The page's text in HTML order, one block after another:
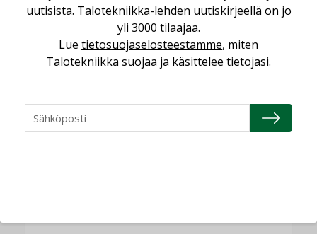
NIMITYKSET
Refair
NIMITYKSET
NIMITYKSET
Schneider Electric
uutisista. Talotekniikka-lehden uutiskirjeellä on jo
yli 3000 tilaajaa.
Lue tietosuojaselosteestamme, miten
Talotekniikka suojaa ja käsittelee tietojasi.